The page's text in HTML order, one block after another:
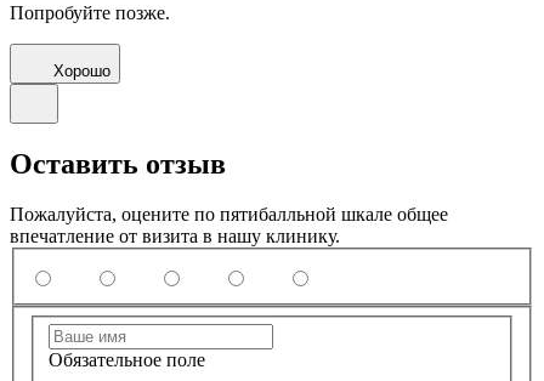
Попробуйте позже.
Хорошо
Оставить отзыв
Пожалуйста, оцените по пятибалльной шкале общее
впечатление от визита в нашу клинику.
Обязательное поле